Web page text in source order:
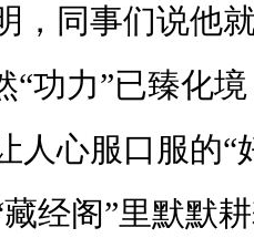
，同事们说他
“功力”已臻化
人心服口服的“
经阁”里默默